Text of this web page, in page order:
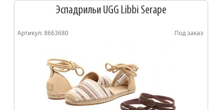
Эспадрильи UGG Libbi Serape
Артикул: 8663680 Под заказ